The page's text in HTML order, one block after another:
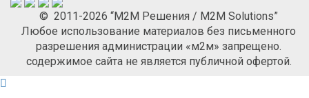
© 2011-2026 “М2М Решения / M2M Solutions”
Любое использование материалов без письменного
разрешения администрации «м2м» запрещено.
содержимое сайта не является публичной офертой.